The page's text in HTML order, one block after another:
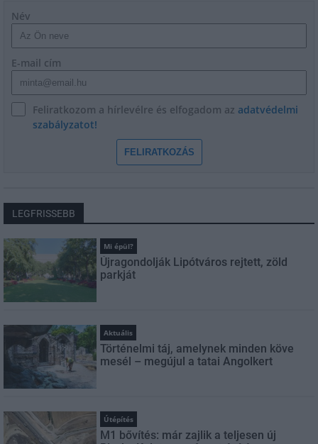
Név
E-mail cím
Feliratkozom a hírlevélre és elfogadom az adatvédelmi
szabályzatot!
FELIRATKOZÁS
LEGFRISSEBB
Mi épül?
Újragondolják Lipótváros rejtett, zöld
parkját
Aktuális
Történelmi táj, amelynek minden köve
mesél – megújul a tatai Angolkert
Útépítés
M1 bővítés: már zajlik a teljesen új